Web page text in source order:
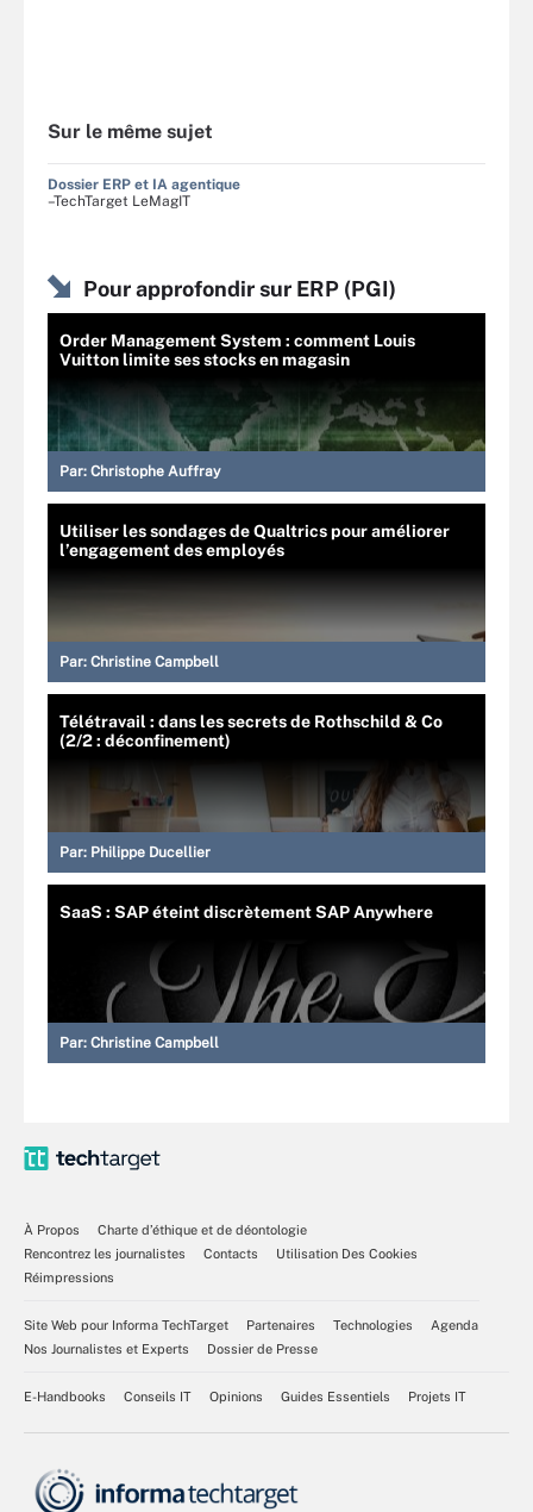
Sur le même sujet
Dossier ERP et IA agentique
–TechTarget LeMagIT
Pour approfondir sur ERP (PGI)
Order Management System : comment Louis
Vuitton limite ses stocks en magasin
Par: Christophe Auffray
Utiliser les sondages de Qualtrics pour améliorer
l’engagement des employés
Par: Christine Campbell
Télétravail : dans les secrets de Rothschild & Co
(2/2 : déconfinement)
Par: Philippe Ducellier
SaaS : SAP éteint discrètement SAP Anywhere
Par: Christine Campbell
À Propos
Charte d’éthique et de déontologie
Rencontrez les journalistes
Contacts
Utilisation Des Cookies
Réimpressions
Site Web pour Informa TechTarget Partenaires Technologies
Agenda
Nos Journalistes et Experts
Dossier de Presse
E-Handbooks Conseils IT Opinions Guides Essentiels Projets IT